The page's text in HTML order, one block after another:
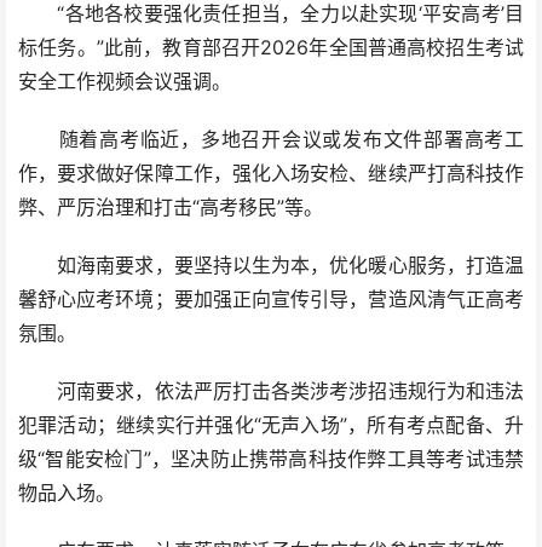
“各地各校要强化责任担当，全力以赴实现‘平安高考’目
标任务。”此前，教育部召开2026年全国普通高校招生考试
安全工作视频会议强调。
随着高考临近，多地召开会议或发布文件部署高考工
作，要求做好保障工作，强化入场安检、继续严打高科技作
弊、严厉治理和打击“高考移民”等。
如海南要求，要坚持以生为本，优化暖心服务，打造温
馨舒心应考环境；要加强正向宣传引导，营造风清气正高考
氛围。
河南要求，依法严厉打击各类涉考涉招违规行为和违法
犯罪活动；继续实行并强化“无声入场”，所有考点配备、升
级“智能安检门”，坚决防止携带高科技作弊工具等考试违禁
物品入场。